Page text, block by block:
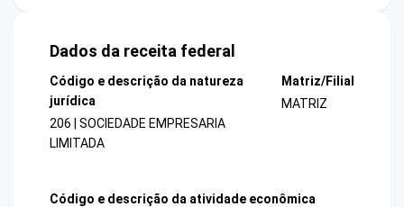
Dados da receita federal
Código e descrição da natureza
jurídica
206 | SOCIEDADE EMPRESARIA
LIMITADA
Matriz/Filial
MATRIZ
Código e descrição da atividade econômica